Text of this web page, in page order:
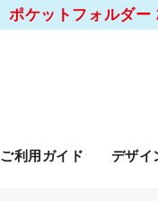
ポケットフォルダー
ご利用ガイド デザイ